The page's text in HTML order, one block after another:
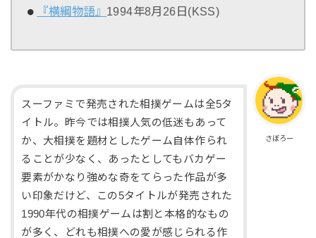
『横綱物語』 1994年8月26日(KSS)
さぼろー
スーファミで発売された相撲ゲームは全5タ
イトル。昨今では相撲人気の低迷もあって
か、大相撲を題材としたゲーム自体作られ
ることが少なく、あったとしてもバカゲー
要素がかなり強めな奇をてらった作品が多
い印象だけど、この5タイトルが発売された
1990年代の相撲ゲームは割と本格的なもの
が多く、どれも相撲への愛が感じられる作